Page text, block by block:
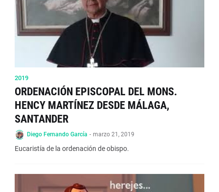
2019
ORDENACIÓN EPISCOPAL DEL MONS.
HENCY MARTÍNEZ DESDE MÁLAGA,
SANTANDER
Diego Fernando García - marzo 21, 2019
Eucaristía de la ordenación de obispo.